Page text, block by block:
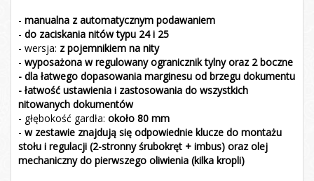
- manualna z automatycznym podawaniem
- do zaciskania nitów typu 24 i 25
- wersja: z pojemnikiem na nity
- wyposażona w regulowany ogranicznik tylny oraz 2 boczne
- dla łatwego dopasowania marginesu od brzegu dokumentu
- łatwość ustawienia i zastosowania do wszystkich
nitowanych dokumentów
- głębokość gardła: około 80 mm
- w zestawie znajdują się odpowiednie klucze do montażu
stołu i regulacji (2-stronny śrubokręt + imbus) oraz olej
mechaniczny do pierwszego oliwienia (kilka kropli)